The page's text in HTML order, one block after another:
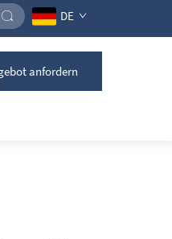
DE
anfordern